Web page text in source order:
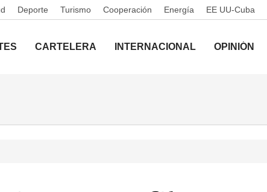
Deporte Turismo Cooperación Energía EE UU-Cuba
CARTELERA INTERNACIONAL OPINIÓN